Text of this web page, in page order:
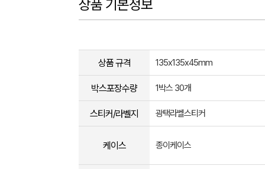
상품 기본정보
상품 규격 135x135x45mm
박스포장수량 1박스 30개
스티커/라벨지 광택라벨스티커
케이스 종이케이스